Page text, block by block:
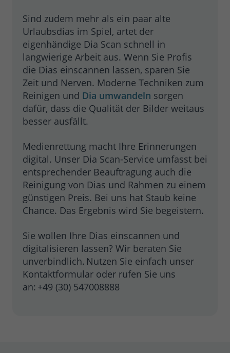
Sind zudem mehr als ein paar alte
Urlaubsdias im Spiel, artet der
eigenhändige Dia Scan schnell in
langwierige Arbeit aus. Wenn Sie Profis
die Dias einscannen lassen, sparen Sie
Zeit und Nerven. Moderne Techniken zum
Reinigen und Dia umwandeln sorgen
dafür, dass die Qualität der Bilder weitaus
besser ausfällt.
Medienrettung macht Ihre Erinnerungen
digital. Unser Dia Scan-Service umfasst bei
entsprechender Beauftragung auch die
Reinigung von Dias und Rahmen zu einem
günstigen Preis. Bei uns hat Staub keine
Chance. Das Ergebnis wird Sie begeistern.
Sie wollen Ihre Dias einscannen und
digitalisieren lassen? Wir beraten Sie
unverbindlich. Nutzen Sie einfach unser
Kontaktformular oder rufen Sie uns
an: +49 (30) 547008888